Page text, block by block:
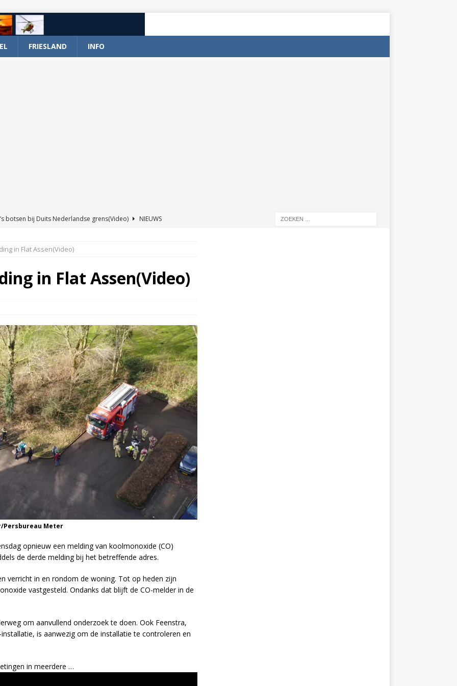
FRIESLAND INFO
botsen bij Duits Nederlandse grens(Video)
NIEUWS
en wagen met stro in de brand in Oosterhesselen(Video)
brand in Wijster(Video)
in Flat Assen(Video)
in Flat Assen(Video)
Persbureau Meter
opnieuw een melding van koolmonoxide (CO)
de derde melding bij het betreffende adres.
verricht in en rondom de woning. Tot op heden zijn
vastgesteld. Ondanks dat blijft de CO-melder in de
om aanvullend onderzoek te doen. Ook Feenstra,
is aanwezig om de installatie te controleren en
in meerdere …